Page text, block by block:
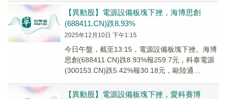
【異動股】電源設備板塊下挫，海博思創
(688411.CN)跌8.93%
2025年12月10日 下午1:15
今日午盤，截至13:15，電源設備板塊下挫。海博
思創(688411.CN)跌8.93%報259.7元，科泰電源
(300153.CN)跌5.42%報30.18元，歐陸通
【異動股】電源設備板塊下挫，愛科賽博